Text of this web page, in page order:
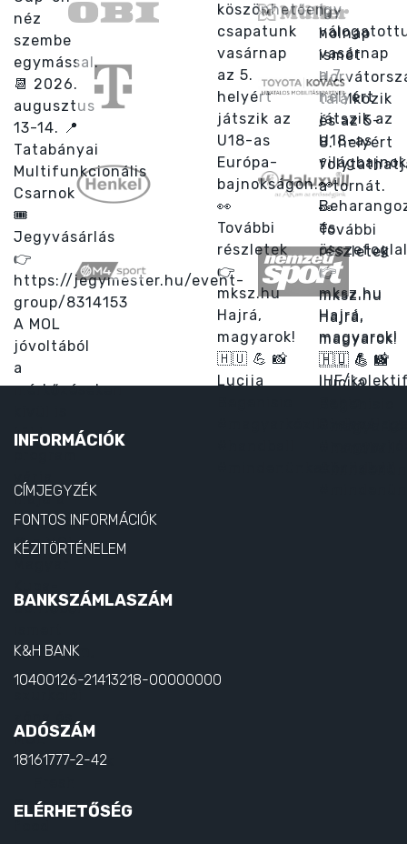
INFORMÁCIÓK
CÍMJEGYZÉK
FONTOS INFORMÁCIÓK
KÉZITÖRTÉNELEM
BANKSZÁMLASZÁM
K&H BANK
10400126-21413218-00000000
ADÓSZÁM
18161777-2-42
ELÉRHETŐSÉG